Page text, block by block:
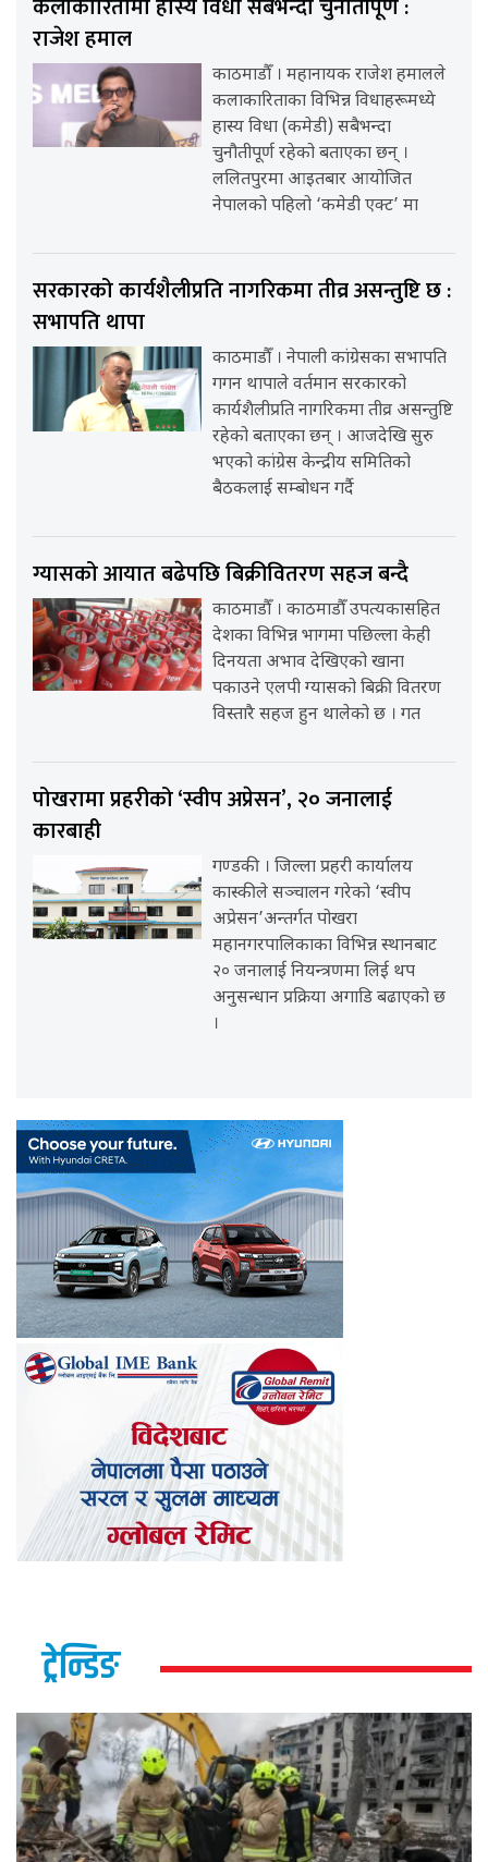
कलाकारितामा हास्य विधा सबैभन्दा चुनौतीपूर्ण :
राजेश हमाल
काठमाडौँ । महानायक राजेश हमालले
कलाकारिताका विभिन्न विधाहरूमध्ये
हास्य विधा (कमेडी) सबैभन्दा
चुनौतीपूर्ण रहेको बताएका छन् ।
ललितपुरमा आइतबार आयोजित
नेपालको पहिलो ‘कमेडी एक्ट’ मा
सरकारको कार्यशैलीप्रति नागरिकमा तीव्र असन्तुष्टि छ :
सभापति थापा
काठमाडौँ । नेपाली कांग्रेसका सभापति
गगन थापाले वर्तमान सरकारको
कार्यशैलीप्रति नागरिकमा तीव्र असन्तुष्टि
रहेको बताएका छन् । आजदेखि सुरु
भएको कांग्रेस केन्द्रीय समितिको
बैठकलाई सम्बोधन गर्दै
ग्यासको आयात बढेपछि बिक्रीवितरण सहज बन्दै
काठमाडौँ । काठमाडौँ उपत्यकासहित
देशका विभिन्न भागमा पछिल्ला केही
दिनयता अभाव देखिएको खाना
पकाउने एलपी ग्यासको बिक्री वितरण
विस्तारै सहज हुन थालेको छ । गत
पोखरामा प्रहरीको ‘स्वीप अप्रेसन’, २० जनालाई
कारबाही
गण्डकी । जिल्ला प्रहरी कार्यालय
कास्कीले सञ्चालन गरेको ‘स्वीप
अप्रेसन’अन्तर्गत पोखरा
महानगरपालिकाका विभिन्न स्थानबाट
२० जनालाई नियन्त्रणमा लिई थप
अनुसन्धान प्रक्रिया अगाडि बढाएको छ
।
ट्रेन्डिङ